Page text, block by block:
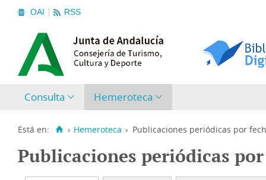
OAI RSS
Consulta Hemeroteca
Está en: › Hemeroteca › Publicaciones periódicas por
Publicaciones periódicas